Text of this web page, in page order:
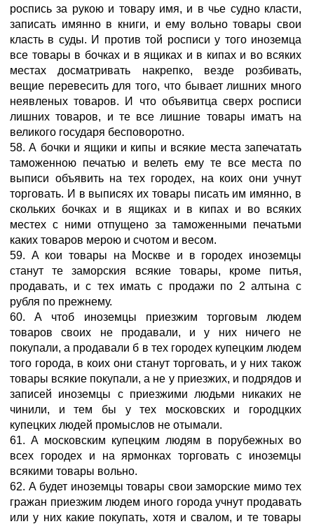
роспись за рукою и товару имя, и в чье судно класти,
записать имянно в книги, и ему вольно товары свои
класть в суды. И против той росписи у того иноземца
все товары в бочках и в ящиках и в кипах и во всяких
местах досматривать накрепко, везде розбивать,
вещие перевесить для того, что бывает лишних много
неявленых товаров. И что объявитца сверх росписи
лишних товаров, и те все лишние товары иматъ на
великого государя бесповоротно.
58. А бочки и ящики и кипы и всякие места запечатать
таможенною печатью и велеть ему те все места по
выписи объявить на тех городех, на коих они учнут
торговать. И в выписях их товары писать им имянно, в
скольких бочках и в ящиках и в кипах и во всяких
местех с ними отпущено за таможенными печатьми
каких товаров мерою и счотом и весом.
59. А кои товары на Москве и в городех иноземцы
станут те заморския всякие товары, кроме питья,
продавать, и с тех имать с продажи по 2 алтына с
рубля по прежнему.
60. А чтоб иноземцы приезжим торговым людем
товаров своих не продавали, и у них ничего не
покупали, а продавали б в тех городех купецким людем
того города, в коих они станут торговать, и у них також
товары всякие покупали, а не у приезжих, и подрядов и
записей иноземцы с приезжими людьми никаких не
чинили, и тем бы у тех московских и городцких
купецких людей промыслов не отымали.
61. А московским купецким людям в порубежных во
всех городех и на ярмонках торговать с иноземцы
всякими товары вольно.
62. А будет иноземцы товары свои заморские мимо тех
гражан приезжим людем иного города учнут продавать
или у них какие покупать, хотя и свалом, и те товары